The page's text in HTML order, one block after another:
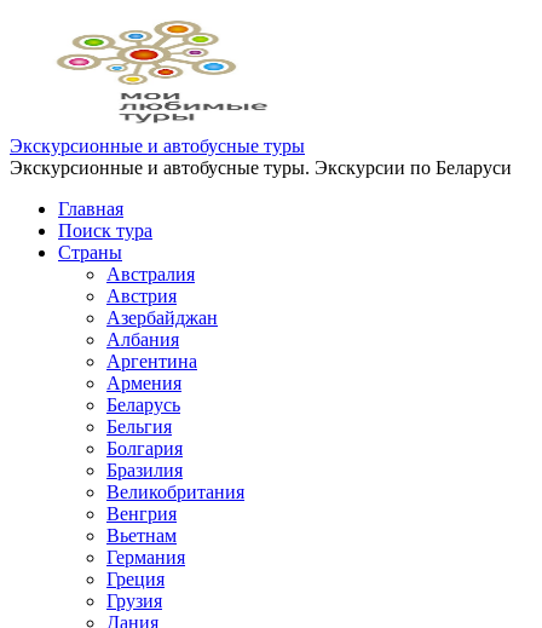
содержимому
Экскурсионные и автобусные туры
Экскурсионные и автобусные туры. Экскурсии по Беларуси
Главная
Поиск тура
Страны
Австралия
Австрия
Азербайджан
Албания
Аргентина
Армения
Беларусь
Бельгия
Болгария
Бразилия
Великобритания
Венгрия
Вьетнам
Германия
Греция
Грузия
Дания